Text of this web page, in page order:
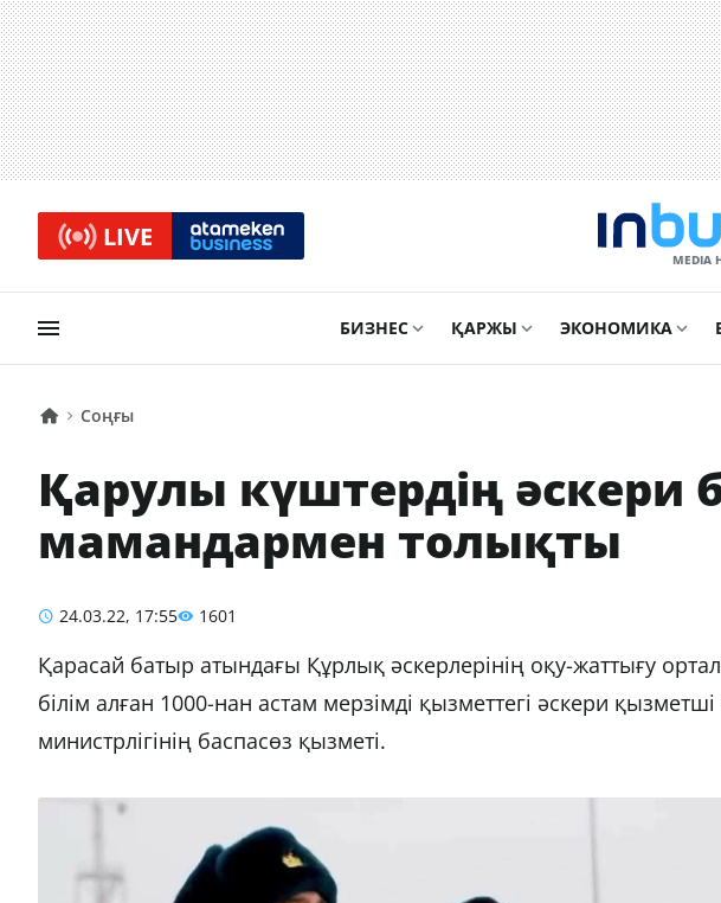
LIVE
MEDIA
БИЗНЕС ҚАРЖЫ ЭКОНОМИКА
Соңғы
Қарулы күштердің әскери
мамандармен толықты
24.03.22, 17:55 1601
Қарасай батыр атындағы Құрлық әскерлерінің оқу-жаттығу
білім алған 1000-нан астам мерзімді қызметтегі әскери
министрлігінің баспасөз қызметі.